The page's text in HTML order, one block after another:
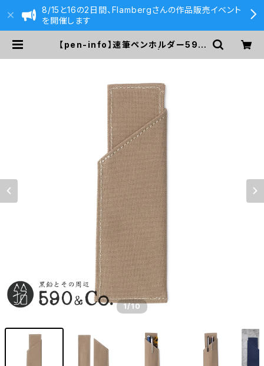
8/15と16の2日間、Flambergさんの作品販売イベント
を開催します
【pen-info】速筆ペンホルダー590
1/10